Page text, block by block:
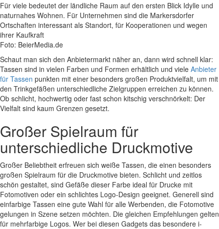
Für viele bedeutet der ländliche Raum auf den ersten Blick Idylle und
naturnahes Wohnen. Für Unternehmen sind die Markersdorfer
Ortschaften interessant als Standort, für Kooperationen und wegen
ihrer Kaufkraft
Foto: BeierMedia.de
Schaut man sich den Anbietermarkt näher an, dann wird schnell klar:
Tassen sind in vielen Farben und Formen erhältlich und viele Anbieter
für Tassen punkten mit einer besonders großen Produktvielfalt, um mit
den Trinkgefäßen unterschiedliche Zielgruppen erreichen zu können.
Ob schlicht, hochwertig oder fast schon kitschig verschnörkelt: Der
Vielfalt sind kaum Grenzen gesetzt.
Großer Spielraum für
unterschiedliche Druckmotive
Großer Beliebtheit erfreuen sich weiße Tassen, die einen besonders
großen Spielraum für die Druckmotive bieten. Schlicht und zeitlos
schön gestaltet, sind Gefäße dieser Farbe ideal für Drucke mit
Fotomotiven oder ein schlichtes Logo-Design geeignet. Generell sind
einfarbige Tassen eine gute Wahl für alle Werbenden, die Fotomotive
gelungen in Szene setzen möchten. Die gleichen Empfehlungen gelten
für mehrfarbige Logos. Wer bei diesen Gadgets das besondere i-